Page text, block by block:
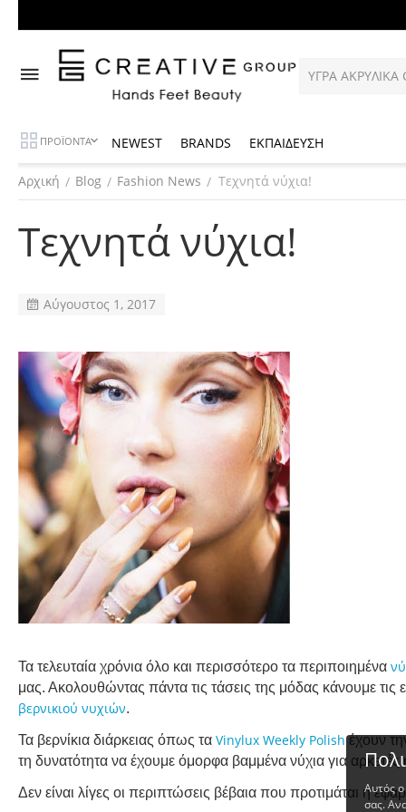
ΠΡΟΪΟΝΤΑ NEWEST BRANDS ΕΚΠΑΙΔΕΥΣΗ
Αρχική / Blog / Fashion News / Τεχνητά νύχια!
Τεχνητά νύχια!
Αύγουστος 1, 2017
Τα τελευταία χρόνια όλο και περισσότερο τα περιποιημένα
μας. Ακολουθώντας πάντα τις τάσεις της μόδας κάνουμε
βερνικιού νυχιών.
Τα βερνίκια διάρκειας όπως τα Vinylux Weekly Polishέχουν
τη δυνατότητα να έχουμε όμορφα βαμμένα νύχια για αρκετές
Δεν είναι λίγες οι περιπτώσεις βέβαια που προτιμάται η
Αυτός
σας.